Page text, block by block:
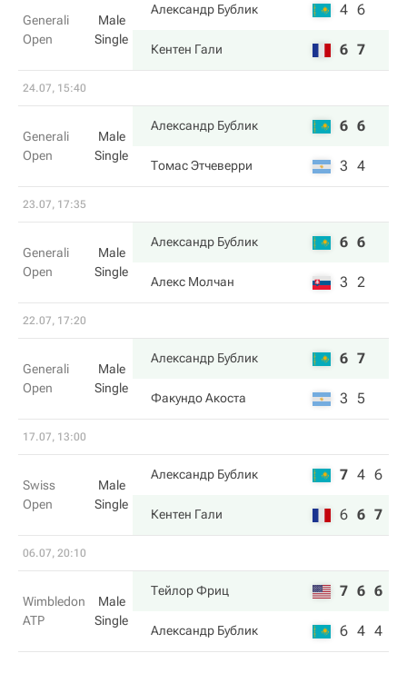
Generali
Open
Male
Single
Александр Бублик 4 6
Кентен Гали 6 7
24.07, 15:40
Generali
Open
Male
Single
Александр Бублик 6 6
Томас Этчеверри 3 4
23.07, 17:35
Generali
Open
Male
Single
Александр Бублик 6 6
Алекс Молчан 3 2
22.07, 17:20
Generali
Open
Male
Single
Александр Бублик 6 7
Факундо Акоста 3 5
17.07, 13:00
Swiss
Open
Male
Single
Александр Бублик 7 4 6
Кентен Гали 6 6 7
06.07, 20:10
Wimbledon
ATP
Male
Single
Тейлор Фриц 7 6 6
Александр Бублик 6 4 4